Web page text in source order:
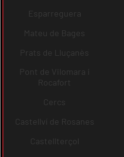
Esparreguera
Mateu de Bages
Prats de Lluçanès
Pont de Vilomara i
Rocafort
Cercs
Castellví de Rosanes
Castellterçol